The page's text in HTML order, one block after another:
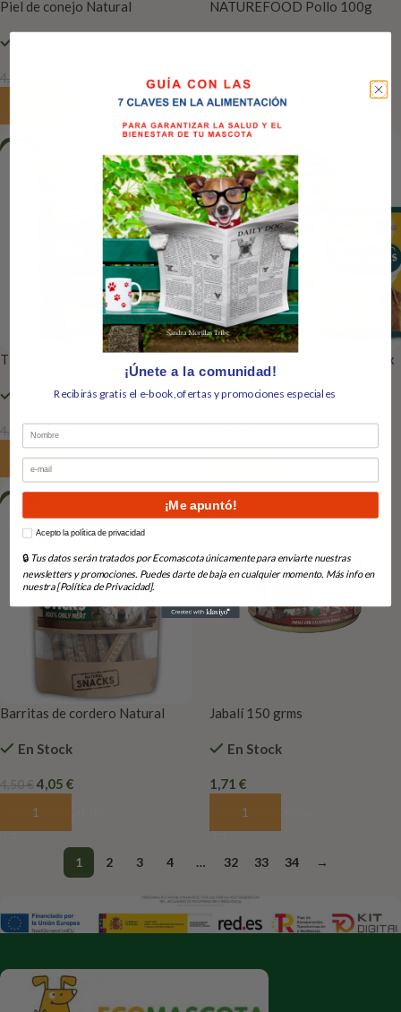
Piel de conejo Natural
4,50
NATUREFOOD Pollo 100g
3,75 €
Añadir Al Carrito
Tiras de pavo Natural
Greatness Only Meat 70 gr
En Stock
4,50 € 4,05
Añadir Al Carrito
Tasty queso y buey (Pack de 6 x
130g)
En Stock
Añadir Al Carrito
Barritas de cordero Natural
En Stock
4,50€4,05 €
Añadir Al Carrito
Jabalí 150 grms
En Stock
1,71 €
Añadir Al Carrito
1 2 3 4 … 32 33 34 →
¡Únete a la comunidad!
Recibirás gratis el e-book,ofertas y promociones especiales
Nombre
Email
¡Me apuntó!
How would you like to hear from us?
Acepto la política de privacidad
🔒 Tus datos serán tratados por Ecomascota únicamente para enviarte nuestras
newsletters y promociones. Puedes darte de baja en cualquier momento. Más info en
nuestra [Política de Privacidad].